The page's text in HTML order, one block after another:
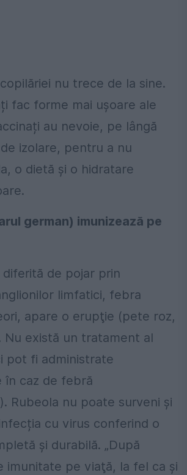
nu trece de la sine.
fac forme mai ușoare ale
au nevoie, pe lângă
izolare, pentru a nu
o dietă și o hidratare
german) imunizează pe
de pojar prin
limfatici, febra
apare o erupţie (pete roz,
Nu există un tratament al
pot fi administrate
în caz de febră
Rubeola nu poate surveni și
cu virus conferind o
și durabilă. „După
imunitate pe viaţă, la fel ca şi